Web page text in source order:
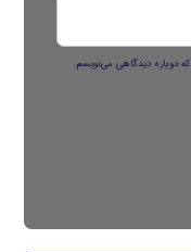
دوباره دیدگاهی می‌نویسم.